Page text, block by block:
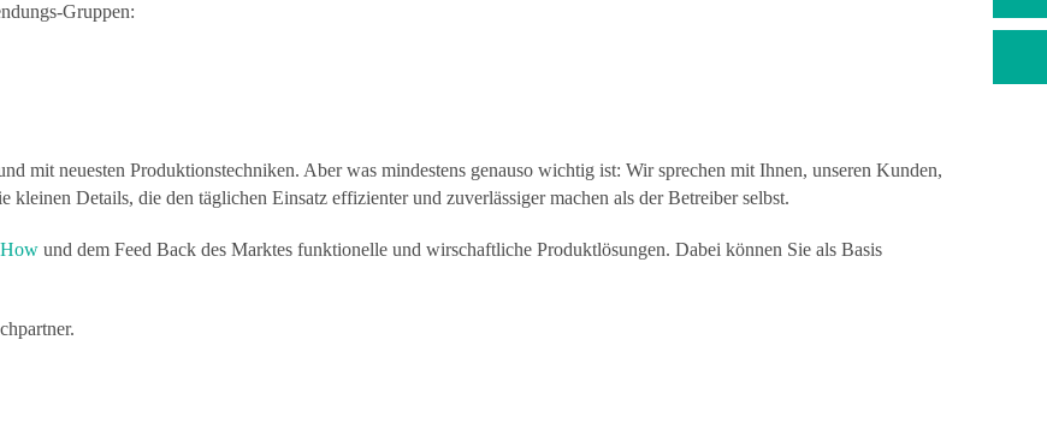
Gruppen:
mit neuesten Produktionstechniken. Aber was mindestens genauso wichtig ist: Wir sprechen mit Ihnen, unseren Kunden,
Details, die den täglichen Einsatz effizienter und zuverlässiger machen als der Betreiber selbst.
und dem Feed Back des Marktes funktionelle und wirschaftliche Produktlösungen. Dabei können Sie als Basis